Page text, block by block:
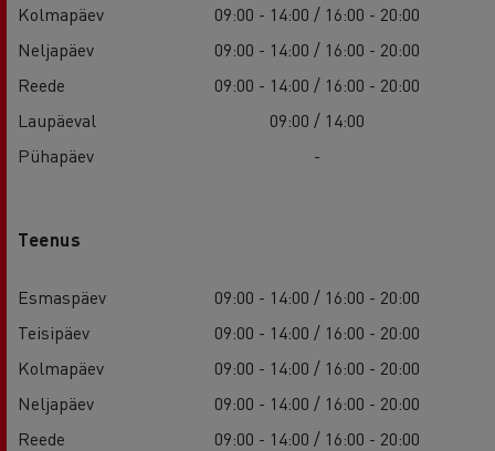
Kolmapäev
09:00 - 14:00 / 16:00 - 20:00
Neljapäev
09:00 - 14:00 / 16:00 - 20:00
Reede
09:00 - 14:00 / 16:00 - 20:00
Laupäeval
09:00 / 14:00
Pühapäev
-
Teenus
Esmaspäev
09:00 - 14:00 / 16:00 - 20:00
Teisipäev
09:00 - 14:00 / 16:00 - 20:00
Kolmapäev
09:00 - 14:00 / 16:00 - 20:00
Neljapäev
09:00 - 14:00 / 16:00 - 20:00
Reede
09:00 - 14:00 / 16:00 - 20:00